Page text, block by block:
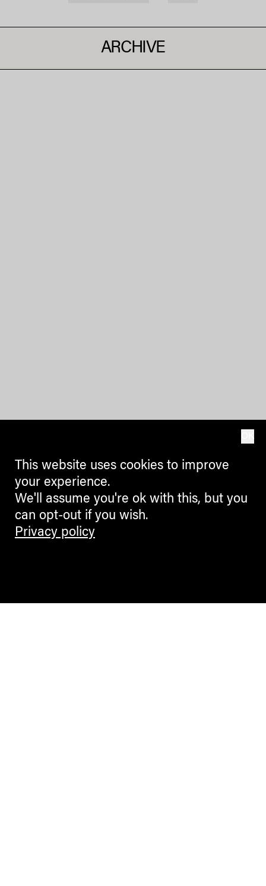
ARCHIVE
This website uses cookies to improve
your experience.
We'll assume you're ok with this, but you
can opt-out if you wish.
Privacy policy